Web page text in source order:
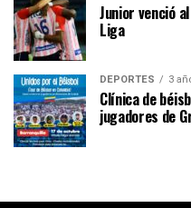
Junior venció
Liga
DEPORTES 3
Clínica de
jugadores de